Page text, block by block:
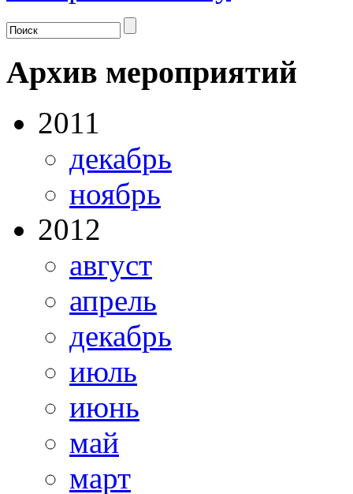
Архив мероприятий
2011
декабрь
ноябрь
2012
август
апрель
декабрь
июль
июнь
май
март